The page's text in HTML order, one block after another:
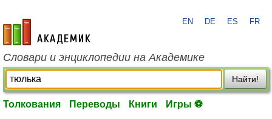
academic.ru
EN DE ES FR
Словари и энциклопедии на Академике
Найти!
Толкования Переводы Книги Игры ⚽